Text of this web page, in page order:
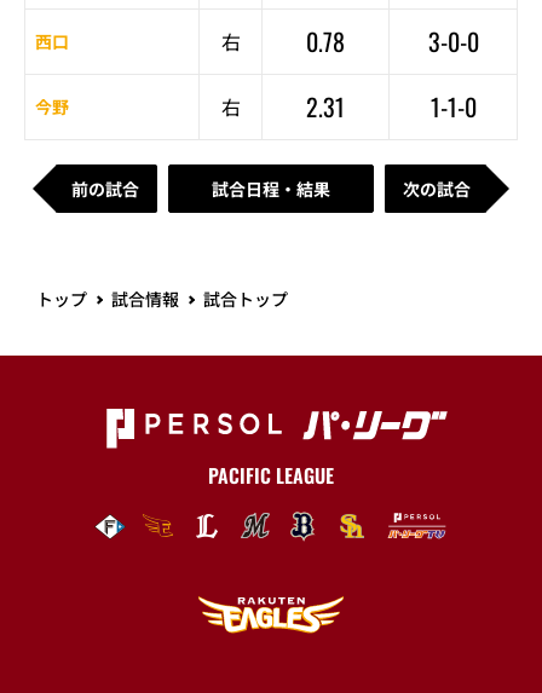
西口 右 0.78 3-0-0
今野 右 2.31 1-1-0
前の試合 試合日程・結果 次の試合
トップ 試合情報 試合トップ
PACIFIC LEAGUE